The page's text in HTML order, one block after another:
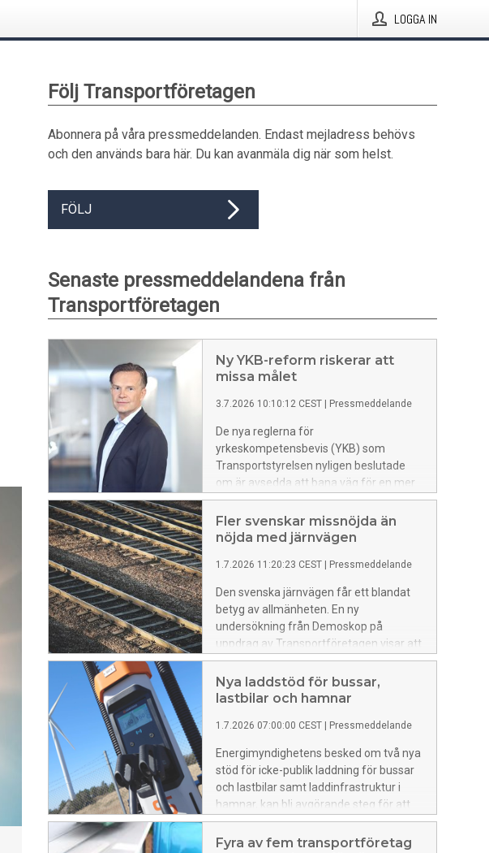
LOGGA IN
Följ Transportföretagen
Abonnera på våra pressmeddelanden. Endast mejladress behövs
och den används bara här. Du kan avanmäla dig när som helst.
FÖLJ
Senaste pressmeddelandena från
Transportföretagen
Ny YKB-reform riskerar att
missa målet
3.7.2026 10:10:12 CEST Pressmeddelande
De nya reglerna för
yrkeskompetensbevis (YKB) som
Transportstyrelsen nyligen beslutade
om är avsedda att bana väg för en mer
flexibel och modern fortbildning, riktad
till landets alla yrkesförare av tunga
fordon. Transportstyrelsens nya
reformens genomslag genom att
fortfarande ställa omfattande krav på
fysisk närvaro, i stället för
fjärrundervisning.
Fler svenskar missnöjda än
nöjda med järnvägen
1.7.2026 11:20:23 CEST Pressmeddelande
Den svenska järnvägen får ett blandat
betyg av allmänheten. En ny
undersökning från Demoskop på
uppdrag av Transportföretagen visar att
51 procent anser att järnvägen fungerar
ganska eller mycket dåligt, medan 43
procent tycker att den fungerar ganska
Nya laddstöd för bussar,
lastbilar och hamnar
1.7.2026 07:00:00 CEST Pressmeddelande
Energimyndighetens besked om två nya
stöd för icke-publik laddning för bussar
och lastbilar samt laddinfrastruktur i
hamnar, kan bli avgörande steg för att
påskynda transportsektorns
klimatomställning.
Fyra av fem transportföretag